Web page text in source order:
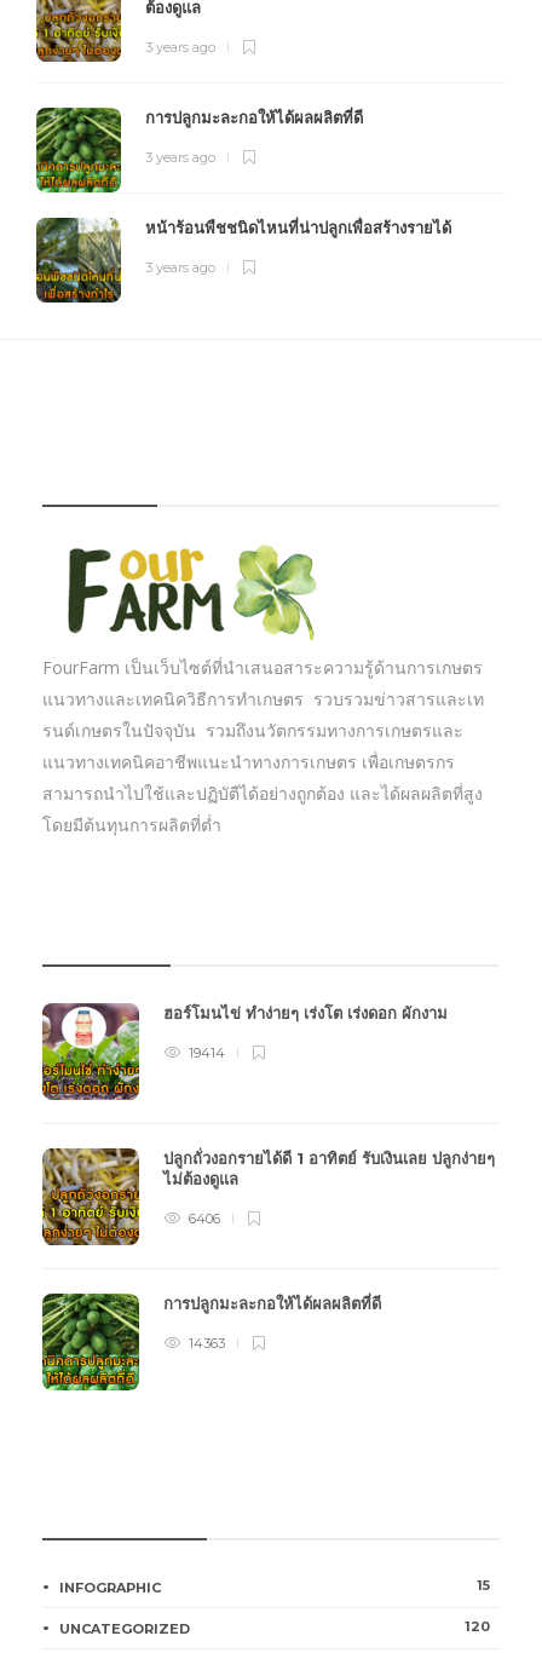
ต้องดูแล
3 years ago
การปลูกมะละกอให้ได้ผลผลิตที่ดี
3 years ago
หน้าร้อนพืชชนิดไหนที่น่าปลูกเพื่อสร้างรายได้
3 years ago
FourFarm เป็นเว็บไซต์ที่นำเสนอสาระความรู้ด้านการเกษตร
แนวทางและเทคนิควิธีการทำเกษตร รวบรวมข่าวสารและเท
รนด์เกษตรในปัจจุบัน รวมถึงนวัตกรรมทางการเกษตรและ
แนวทางเทคนิคอาชีพแนะนำทางการเกษตร เพื่อเกษตรกร
สามารถนำไปใช้และปฏิบัตืได้อย่างถูกต้อง และได้ผลผลิตที่สูง
โดยมีต้นทุนการผลิตที่ต่ำ
ฮอร์โมนไข่ ทำง่ายๆ เร่งโต เร่งดอก ผักงาม
19414
ปลูกถั่วงอกรายได้ดี 1 อาทิตย์ รับเงินเลย ปลูกง่ายๆ
ไม่ต้องดูแล
6406
การปลูกมะละกอให้ได้ผลผลิตที่ดี
14363
INFOGRAPHIC 15
UNCATEGORIZED 120